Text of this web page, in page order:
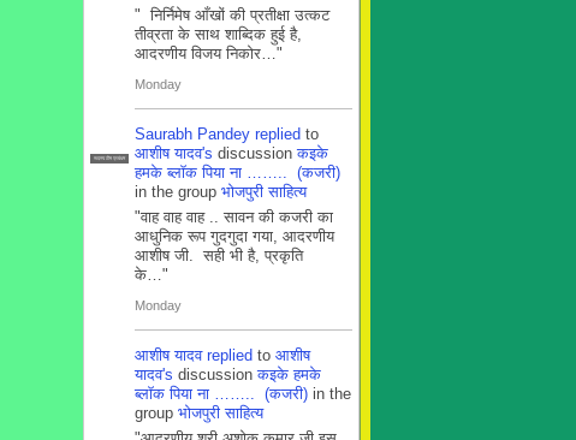
" निर्निमेष आँखों की प्रतीक्षा उत्कट
तीव्रता के साथ शाब्दिक हुई है,
आदरणीय विजय निकोर…"
Monday
सदस्य टीम प्रबंधन
Saurabh Pandey replied to
आशीष यादव's discussionकइके
हमके ब्लाॅक पिया ना …….. (कजरी)
in the group भोजपुरी साहित्य
"वाह वाह वाह .. सावन की कजरी का
आधुनिक रूप गुदगुदा गया, आदरणीय
आशीष जी. सही भी है, प्रकृति
के…"
Monday
आशीष यादव replied to आशीष
यादव's discussionकइके हमके
ब्लाॅक पिया ना …….. (कजरी) in the
group भोजपुरी साहित्य